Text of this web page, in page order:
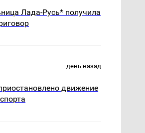
Лада-Русь* получила
день назад
движение